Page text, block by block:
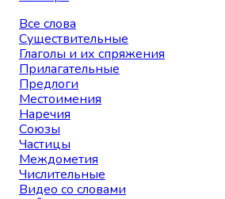
Все слова
Существительные
Глаголы и их спряжения
Прилагательные
Предлоги
Местоимения
Наречия
Союзы
Частицы
Междометия
Числительные
Видео со словами